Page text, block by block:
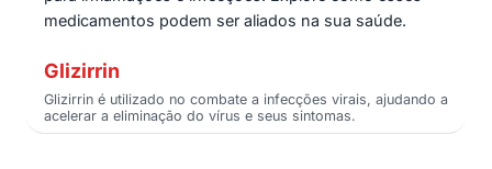
medicamentos podem ser aliados na sua saúde.
Glizirrin
Glizirrin é utilizado no combate a infecções virais, ajudando a
acelerar a eliminação do vírus e seus sintomas.